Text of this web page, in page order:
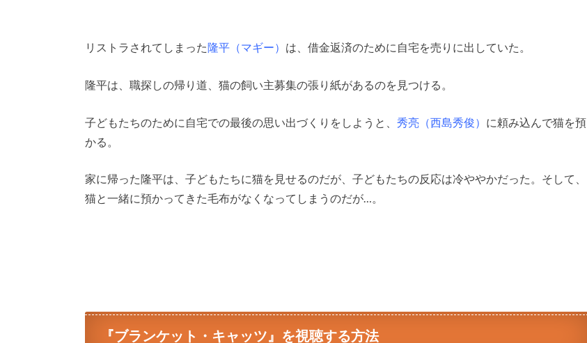
リストラされてしまった隆平（マギー） は、借金返済のために自宅を売りに出していた。
隆平は、職探しの帰り道、猫の飼い主募集の張り紙があるのを見つける。
子どもたちのために自宅での最後の思い出づくりをしようと、 秀亮（西島秀俊） に頼み込んで猫を預
かる。
家に帰った隆平は、子どもたちに猫を見せるのだが、子どもたちの反応は冷ややかだった。そして、
猫と一緒に預かってきた毛布がなくなってしまうのだが…。
『ブランケット・キャッツ』を視聴する方法